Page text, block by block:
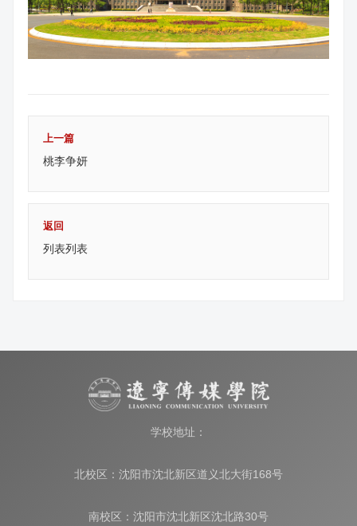
上一篇
桃李争妍
返回
列表列表
学校地址：
北校区：沈阳市沈北新区道义北大街168号
南校区：沈阳市沈北新区沈北路30号